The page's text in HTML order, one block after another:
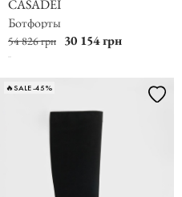
CASADEI
Ботфорты
54 826 грн 30 154 грн
🔥SALE -45%